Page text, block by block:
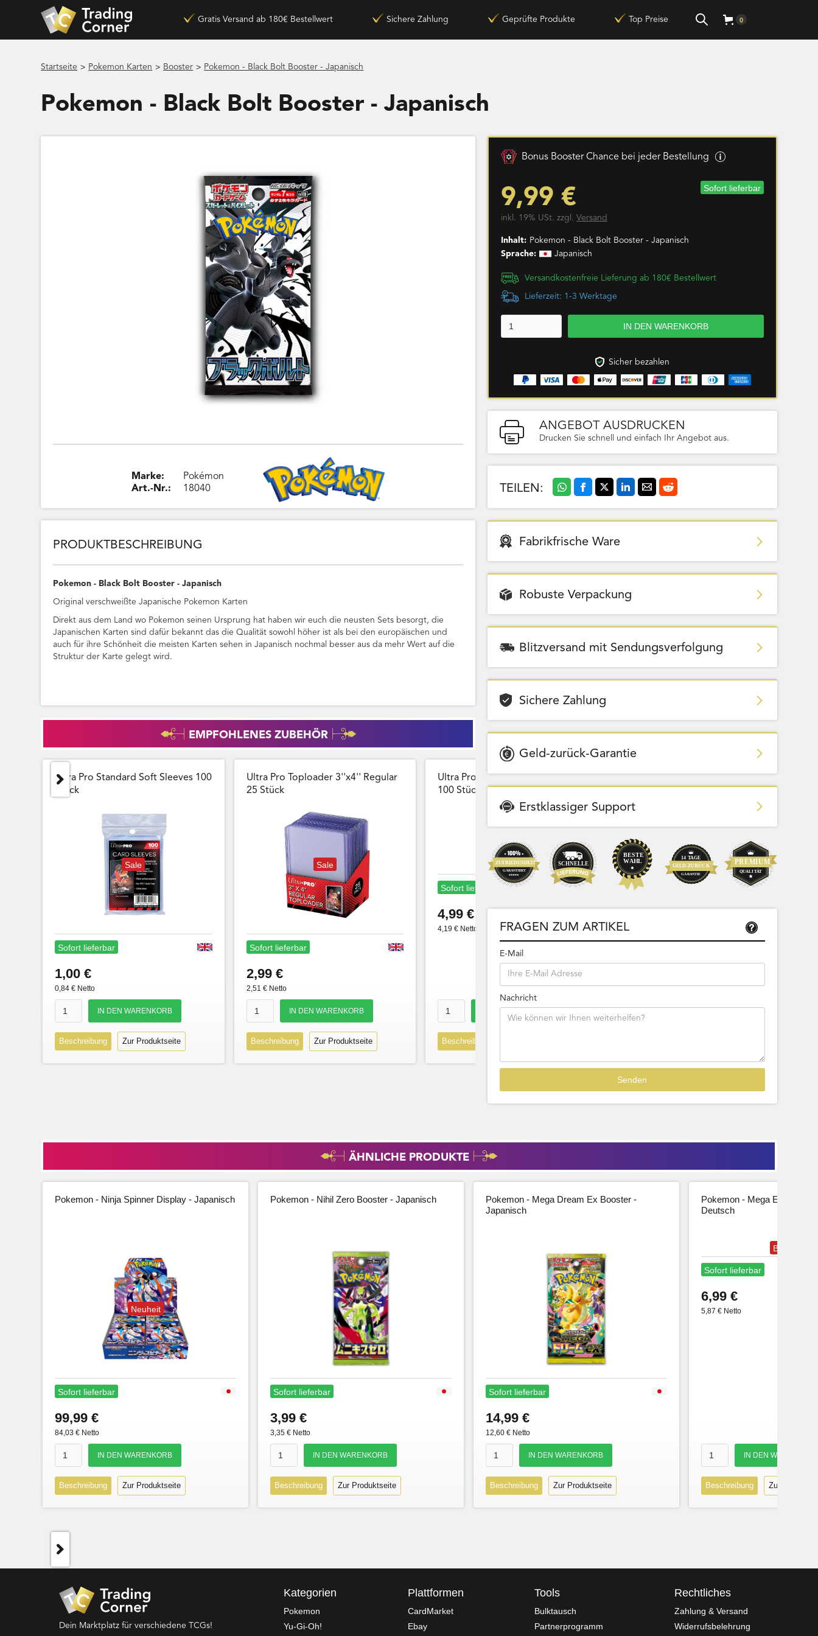
Gratis Versand ab 180€ Bestellwert Sichere Zahlung Geprüfte Produkte Top Preise 0
Startseite > Pokemon Karten > Booster > Pokemon - Black Bolt Booster - Japanisch
Pokemon - Black Bolt Booster - Japanisch
Marke:
Art.-Nr.:
Pokémon
18040
Bonus Booster Chance bei jeder Bestellung
9,99 € Sofort lieferbar
inkl. 19% USt. zzgl. Versand
Inhalt: Pokemon - Black Bolt Booster - Japanisch
Sprache:
Japanisch
Versandkostenfreie Lieferung ab 180€ Bestellwert
Lieferzeit: 1-3 Werktage
Sicher bezahlen
ANGEBOT AUSDRUCKEN
Drucken Sie schnell und einfach Ihr Angebot aus.
TEILEN:
PRODUKTBESCHREIBUNG
Pokemon - Black Bolt Booster - Japanisch
Original verschweißte Japanische Pokemon Karten
Direkt aus dem Land wo Pokemon seinen Ursprung hat haben wir euch die neusten Sets besorgt, die
Japanischen Karten sind dafür bekannt das die Qualität sowohl höher ist als bei den europäischen und
auch für ihre Schönheit die meisten Karten sehen in Japanisch nochmal besser aus da mehr Wert auf die
Struktur der Karte gelegt wird.
EMPFOHLENES ZUBEHÖR
Ultra Pro Standard Soft Sleeves 100
Stück
Sale
Sofort lieferbar
1,00 €
0,84 € Netto
Beschreibung Zur Produktseite
Ultra Pro Toploader 3''x4'' Regular
25 Stück
Sale
Sofort lieferbar
2,99 €
2,51 € Netto
Beschreibung Zur Produktseite
Ultra Pro Card Sleeves Team Bags
100 Stück Wiederverschließbar
Sofort lieferbar
4,99 €
4,19 € Netto
Beschreibung
Bestseller
Sofort lieferbar
39,99
33,61 € Netto
Fabrikfrische Ware
Robuste Verpackung
Blitzversand mit Sendungsverfolgung
Sichere Zahlung
Geld-zurück-Garantie
Erstklassiger Support
FRAGEN ZUM ARTIKEL
E-Mail
Nachricht
ÄHNLICHE PRODUKTE
Pokemon - Ninja Spinner Display - Japanisch
Neuheit
Sofort lieferbar
99,99 €
84,03 € Netto
Beschreibung Zur Produktseite
Pokemon - Nihil Zero Booster - Japanisch
Sofort lieferbar
3,99 €
3,35 € Netto
Beschreibung Zur Produktseite
Pokemon - Mega Dream Ex Booster -
Japanisch
Sofort lieferbar
14,99 €
12,60 € Netto
Beschreibung Zur Produktseite
Pokemon - Mega
Deutsch
Bestseller
Sofort lieferbar
6,99 €
5,87 € Netto
Beschreibung Zur
Dein Marktplatz für verschiedene TCGs!
Kategorien
Pokemon
Yu-Gi-Oh!
Plattformen
CardMarket
Ebay
Tools
Bulktausch
Partnerprogramm
Rechtliches
Zahlung & Versand
Widerrufsbelehrung